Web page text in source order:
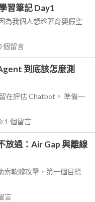
習筆記 Day1
為我個人想趁著育嬰假空
個留言
到底該怎麼測
在評估 Chatbot。 準備一
1 個留言
放過：Air Gap 與離線
索軟體攻擊，第一個目標
言